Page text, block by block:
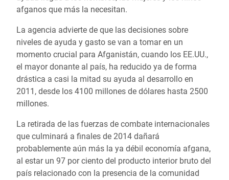
afganos que más la necesitan.
La agencia advierte de que las decisiones sobre
niveles de ayuda y gasto se van a tomar en un
momento crucial para Afganistán, cuando los EE.UU.,
el mayor donante al país, ha reducido ya de forma
drástica a casi la mitad su ayuda al desarrollo en
2011, desde los 4100 millones de dólares hasta 2500
millones.
La retirada de las fuerzas de combate internacionales
que culminará a finales de 2014 dañará
probablemente aún más la ya débil economía afgana,
al estar un 97 por ciento del producto interior bruto del
país relacionado con la presencia de la comunidad